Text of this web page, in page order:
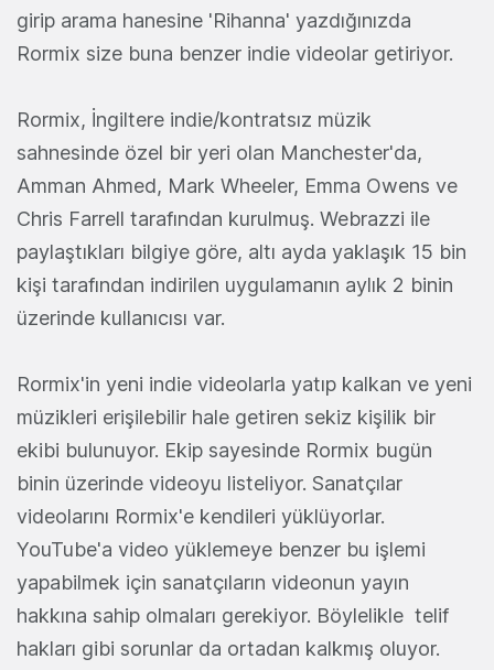
girip arama hanesine 'Rihanna' yazdığınızda
Rormix size buna benzer indie videolar getiriyor.
Rormix, İngiltere indie/kontratsız müzik
sahnesinde özel bir yeri olan Manchester'da,
Amman Ahmed, Mark Wheeler, Emma Owens ve
Chris Farrell tarafından kurulmuş. Webrazzi ile
paylaştıkları bilgiye göre, altı ayda yaklaşık 15 bin
kişi tarafından indirilen uygulamanın aylık 2 binin
üzerinde kullanıcısı var.
Rormix'in yeni indie videolarla yatıp kalkan ve yeni
müzikleri erişilebilir hale getiren sekiz kişilik bir
ekibi bulunuyor. Ekip sayesinde Rormix bugün
binin üzerinde videoyu listeliyor. Sanatçılar
videolarını Rormix'e kendileri yüklüyorlar.
YouTube'a video yüklemeye benzer bu işlemi
yapabilmek için sanatçıların videonun yayın
hakkına sahip olmaları gerekiyor. Böylelikle telif
hakları gibi sorunlar da ortadan kalkmış oluyor.